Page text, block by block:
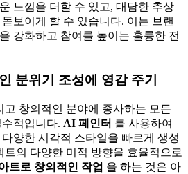
느낌을 더할 수 있고, 대담한 추상
보이게 할 수 있습니다. 이는 브랜
강화하고 참여를 높이는 훌륭한 전
분위기 조성에 영감 주기
고 창의적인 분야에 종사하는 모든
적입니다. AI 페인터 를 사용하여
양한 시각적 스타일을 빠르게 생성
의 다양한 미적 방향을 효율적으로
트로 창의적인 작업 을 하는 것은 아